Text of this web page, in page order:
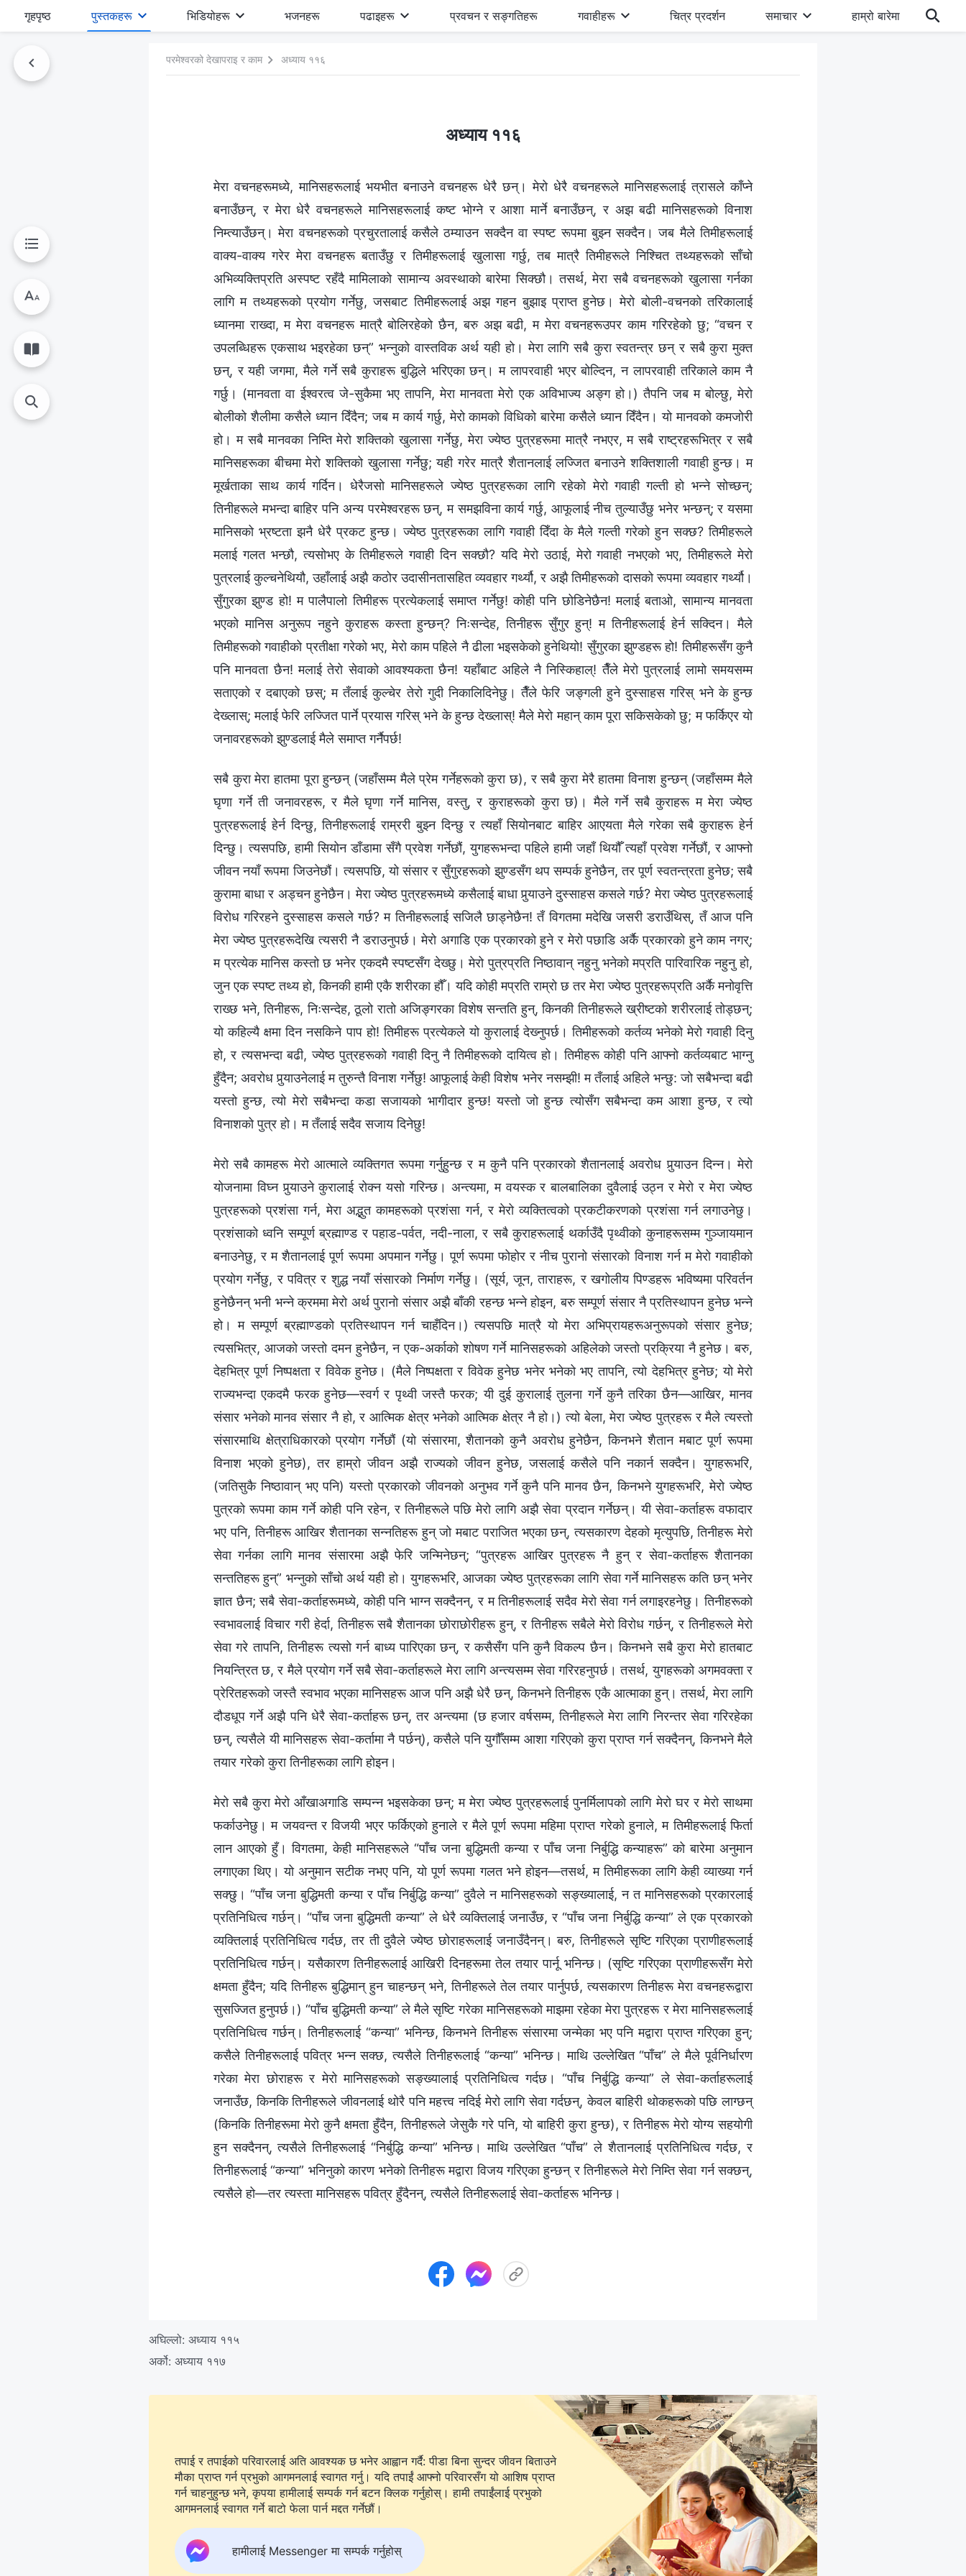
गृहपृष्ठ पुस्तकहरू भिडियोहरू भजनहरू पढाइहरू प्रवचन र सङ्गतिहरू गवाहीहरू चित्र प्रदर्शन समाचार हाम्रो बारेमा
परमेश्‍वरको देखापराइ र काम अध्याय ११६
अध्याय ११६
मेरा वचनहरूमध्ये, मानिसहरूलाई भयभीत बनाउने वचनहरू धेरै छन्। मेरो धेरै वचनहरूले मानिसहरूलाई त्रासले काँप्ने
बनाउँछन्, र मेरा धेरै वचनहरूले मानिसहरूलाई कष्ट भोग्ने र आशा मार्ने बनाउँछन्, र अझ बढी मानिसहरूको विनाश
निम्त्याउँछन्। मेरा वचनहरूको प्रचुरतालाई कसैले ठम्याउन सक्दैन वा स्पष्ट रूपमा बुझ्न सक्दैन। जब मैले तिमीहरूलाई
वाक्य-वाक्य गरेर मेरा वचनहरू बताउँछु र तिमीहरूलाई खुलासा गर्छु, तब मात्रै तिमीहरूले निश्‍चित तथ्यहरूको साँचो
अभिव्यक्तिप्रति अस्पष्ट रहँदै मामिलाको सामान्य अवस्थाको बारेमा सिक्छौ। तसर्थ, मेरा सबै वचनहरूको खुलासा गर्नका
लागि म तथ्यहरूको प्रयोग गर्नेछु, जसबाट तिमीहरूलाई अझ गहन बुझाइ प्राप्‍त हुनेछ। मेरो बोली-वचनको तरिकालाई
ध्यानमा राख्दा, म मेरा वचनहरू मात्रै बोलिरहेको छैन, बरु अझ बढी, म मेरा वचनहरूउपर काम गरिरहेको छु; “वचन र
उपलब्धिहरू एकसाथ भइरहेका छन्” भन्नुको वास्तविक अर्थ यही हो। मेरा लागि सबै कुरा स्वतन्त्र छन् र सबै कुरा मुक्त
छन्, र यही जगमा, मैले गर्ने सबै कुराहरू बुद्धिले भरिएका छन्। म लापरवाही भएर बोल्दिन, न लापरवाही तरिकाले काम नै
गर्छु। (मानवता वा ईश्‍वरत्व जे-सुकैमा भए तापनि, मेरा मानवता मेरो एक अविभाज्य अङ्ग हो।) तैपनि जब म बोल्छु, मेरो
बोलीको शैलीमा कसैले ध्यान दिँदैन; जब म कार्य गर्छु, मेरो कामको विधिको बारेमा कसैले ध्यान दिँदैन। यो मानवको कमजोरी
हो। म सबै मानवका निम्ति मेरो शक्तिको खुलासा गर्नेछु, मेरा ज्येष्ठ पुत्रहरूमा मात्रै नभएर, म सबै राष्ट्रहरूभित्र र सबै
मानिसहरूका बीचमा मेरो शक्तिको खुलासा गर्नेछु; यही गरेर मात्रै शैतानलाई लज्जित बनाउने शक्तिशाली गवाही हुन्छ। म
मूर्खताका साथ कार्य गर्दिन। धेरैजसो मानिसहरूले ज्येष्ठ पुत्रहरूका लागि रहेको मेरो गवाही गल्ती हो भन्‍ने सोच्छन्;
तिनीहरूले मभन्दा बाहिर पनि अन्य परमेश्‍वरहरू छन्, म समझविना कार्य गर्छु, आफूलाई नीच तुल्याउँछु भनेर भन्छन्; र यसमा
मानिसको भ्रष्टता झनै धेरै प्रकट हुन्छ। ज्येष्ठ पुत्रहरूका लागि गवाही दिँदा के मैले गल्ती गरेको हुन सक्छ? तिमीहरूले
मलाई गलत भन्छौ, त्यसोभए के तिमीहरूले गवाही दिन सक्छौ? यदि मेरो उठाई, मेरो गवाही नभएको भए, तिमीहरूले मेरो
पुत्रलाई कुल्‍चनेथियौ, उहाँलाई अझै कठोर उदासीनतासहित व्यवहार गर्थ्यौ, र अझै तिमीहरूको दासको रूपमा व्यवहार गर्थ्यौ।
सुँगुरका झुण्ड हो! म पालैपालो तिमीहरू प्रत्येकलाई समाप्‍त गर्नेछु! कोही पनि छोडिनेछैन! मलाई बताओ, सामान्य मानवता
भएको मानिस अनुरूप नहुने कुराहरू कस्ता हुन्छन्? निःसन्देह, तिनीहरू सुँगुर हुन्! म तिनीहरूलाई हेर्न सक्दिन। मैले
तिमीहरूको गवाहीको प्रतीक्षा गरेको भए, मेरो काम पहिले नै ढीला भइसकेको हुनेथियो! सुँगुरका झुण्डहरू हो! तिमीहरूसँग कुनै
पनि मानवता छैन! मलाई तेरो सेवाको आवश्यकता छैन! यहाँबाट अहिले नै निस्किहाल्! तैँले मेरो पुत्रलाई लामो समयसम्म
सताएको र दबाएको छस्; म तँलाई कुल्चेर तेरो गुदी निकालिदिनेछु। तैँले फेरि जङ्गली हुने दुस्साहस गरिस् भने के हुन्छ
देख्लास्; मलाई फेरि लज्जित पार्ने प्रयास गरिस् भने के हुन्छ देख्लास्! मैले मेरो महान् काम पूरा सकिसकेको छु; म फर्किएर यो
जनावरहरूको झुण्डलाई मैले समाप्‍त गर्नैपर्छ!
सबै कुरा मेरा हातमा पूरा हुन्छन् (जहाँसम्‍म मैले प्रेम गर्नेहरूको कुरा छ), र सबै कुरा मेरै हातमा विनाश हुन्छन् (जहाँसम्‍म मैले
घृणा गर्ने ती जनावरहरू, र मैले घृणा गर्ने मानिस, वस्तु, र कुराहरूको कुरा छ)। मैले गर्ने सबै कुराहरू म मेरा ज्येष्ठ
पुत्रहरूलाई हेर्न दिन्छु, तिनीहरूलाई राम्ररी बुझ्न दिन्छु र त्यहाँ सियोनबाट बाहिर आएयता मैले गरेका सबै कुराहरू हेर्न
दिन्छु। त्यसपछि, हामी सियोन डाँडामा सँगै प्रवेश गर्नेछौं, युगहरूभन्दा पहिले हामी जहाँ थियौँ त्यहाँ प्रवेश गर्नेछौं, र आफ्‍नो
जीवन नयाँ रूपमा जिउनेछौं। त्यसपछि, यो संसार र सुँगुरहरूको झुण्डसँग थप सम्पर्क हुनेछैन, तर पूर्ण स्वतन्त्रता हुनेछ; सबै
कुरामा बाधा र अड्चन हुनेछैन। मेरा ज्येष्ठ पुत्रहरूमध्ये कसैलाई बाधा पुर्‍याउने दुस्साहस कसले गर्छ? मेरा ज्येष्ठ पुत्रहरूलाई
विरोध गरिरहने दुस्साहस कसले गर्छ? म तिनीहरूलाई सजिलै छाड्नेछैन! तँ विगतमा मदेखि जसरी डराउँथिस्, तँ आज पनि
मेरा ज्येष्ठ पुत्रहरूदेखि त्यसरी नै डराउनुपर्छ। मेरो अगाडि एक प्रकारको हुने र मेरो पछाडि अर्कै प्रकारको हुने काम नगर्;
म प्रत्येक मानिस कस्तो छ भनेर एकदमै स्पष्टसँग देख्छु। मेरो पुत्रप्रति निष्ठावान् नहुनु भनेको मप्रति पारिवारिक नहुनु हो,
जुन एक स्पष्ट तथ्य हो, किनकी हामी एकै शरीरका हौँ। यदि कोही मप्रति राम्रो छ तर मेरा ज्येष्ठ पुत्रहरूप्रति अर्कै मनोवृत्ति
राख्छ भने, तिनीहरू, निःसन्देह, ठूलो रातो अजिङ्गरका विशेष सन्तति हुन्, किनकी तिनीहरूले ख्रीष्टको शरीरलाई तोड्छन्;
यो कहिल्यै क्षमा दिन नसकिने पाप हो! तिमीहरू प्रत्येकले यो कुरालाई देख्‍नुपर्छ। तिमीहरूको कर्तव्य भनेको मेरो गवाही दिनु
हो, र त्यसभन्दा बढी, ज्येष्ठ पुत्रहरूको गवाही दिनु नै तिमीहरूको दायित्व हो। तिमीहरू कोही पनि आफ्नो कर्तव्यबाट भाग्‍नु
हुँदैन; अवरोध पुर्‍याउनेलाई म तुरुन्तै विनाश गर्नेछु! आफूलाई केही विशेष भनेर नसम्झी! म तँलाई अहिले भन्छु: जो सबैभन्दा बढी
यस्तो हुन्छ, त्यो मेरो सबैभन्दा कडा सजायको भागीदार हुन्छ! यस्तो जो हुन्छ त्योसँग सबैभन्दा कम आशा हुन्छ, र त्यो
विनाशको पुत्र हो। म तँलाई सदैव सजाय दिनेछु!
मेरो सबै कामहरू मेरो आत्माले व्यक्तिगत रूपमा गर्नुहुन्छ र म कुनै पनि प्रकारको शैतानलाई अवरोध पुर्‍याउन दिन्न। मेरो
योजनामा विघ्न पुर्‍याउने कुरालाई रोक्न यसो गरिन्छ। अन्त्यमा, म वयस्क र बालबालिका दुवैलाई उठ्न र मेरो र मेरा ज्येष्ठ
पुत्रहरूको प्रशंसा गर्न, मेरा अद्भुत कामहरूको प्रशंसा गर्न, र मेरो व्यक्तित्वको प्रकटीकरणको प्रशंसा गर्न लगाउनेछु।
प्रशंसाको ध्वनि सम्पूर्ण ब्रह्माण्ड र पहाड-पर्वत, नदी-नाला, र सबै कुराहरूलाई थर्काउँदै पृथ्वीको कुनाहरूसम्म गुञ्जायमान
बनाउनेछु, र म शैतानलाई पूर्ण रूपमा अपमान गर्नेछु। पूर्ण रूपमा फोहोर र नीच पुरानो संसारको विनाश गर्न म मेरो गवाहीको
प्रयोग गर्नेछु, र पवित्र र शुद्ध नयाँ संसारको निर्माण गर्नेछु। (सूर्य, जून, ताराहरू, र खगोलीय पिण्डहरू भविष्यमा परिवर्तन
हुनेछैनन् भनी भन्‍ने क्रममा मेरो अर्थ पुरानो संसार अझै बाँकी रहन्छ भन्‍ने होइन, बरु सम्पूर्ण संसार नै प्रतिस्थापन हुनेछ भन्‍ने
हो। म सम्पूर्ण ब्रह्माण्डको प्रतिस्थापन गर्न चाहँदिन।) त्यसपछि मात्रै यो मेरा अभिप्रायहरूअनुरूपको संसार हुनेछ;
त्यसभित्र, आजको जस्तो दमन हुनेछैन, न एक-अर्काको शोषण गर्ने मानिसहरूको अहिलेको जस्तो प्रक्रिया नै हुनेछ। बरु,
देहभित्र पूर्ण निष्पक्षता र विवेक हुनेछ। (मैले निष्पक्षता र विवेक हुनेछ भनेर भनेको भए तापनि, त्यो देहभित्र हुनेछ; यो मेरो
राज्यभन्दा एकदमै फरक हुनेछ—स्वर्ग र पृथ्वी जस्तै फरक; यी दुई कुरालाई तुलना गर्ने कुनै तरिका छैन—आखिर, मानव
संसार भनेको मानव संसार नै हो, र आत्मिक क्षेत्र भनेको आत्मिक क्षेत्र नै हो।) त्यो बेला, मेरा ज्येष्ठ पुत्रहरू र मैले त्यस्तो
संसारमाथि क्षेत्राधिकारको प्रयोग गर्नेछौं (यो संसारमा, शैतानको कुनै अवरोध हुनेछैन, किनभने शैतान मबाट पूर्ण रूपमा
विनाश भएको हुनेछ), तर हाम्रो जीवन अझै राज्यको जीवन हुनेछ, जसलाई कसैले पनि नकार्न सक्दैन। युगहरूभरि,
(जतिसुकै निष्ठावान् भए पनि) यस्तो प्रकारको जीवनको अनुभव गर्ने कुनै पनि मानव छैन, किनभने युगहरूभरि, मेरो ज्येष्ठ
पुत्रको रूपमा काम गर्ने कोही पनि रहेन, र तिनीहरूले पछि मेरो लागि अझै सेवा प्रदान गर्नेछन्। यी सेवा-कर्ताहरू वफादार
भए पनि, तिनीहरू आखिर शैतानका सन्नतिहरू हुन् जो मबाट पराजित भएका छन्, त्यसकारण देहको मृत्युपछि, तिनीहरू मेरो
सेवा गर्नका लागि मानव संसारमा अझै फेरि जन्मिनेछन्; “पुत्रहरू आखिर पुत्रहरू नै हुन् र सेवा-कर्ताहरू शैतानका
सन्ततिहरू हुन्” भन्‍नुको साँचो अर्थ यही हो। युगहरूभरि, आजका ज्येष्ठ पुत्रहरूका लागि सेवा गर्ने मानिसहरू कति छन् भनेर
ज्ञात छैन; सबै सेवा-कर्ताहरूमध्ये, कोही पनि भाग्न सक्दैनन्, र म तिनीहरूलाई सदैव मेरो सेवा गर्न लगाइरहनेछु। तिनीहरूको
स्वभावलाई विचार गरी हेर्दा, तिनीहरू सबै शैतानका छोराछोरीहरू हुन्, र तिनीहरू सबैले मेरो विरोध गर्छन्, र तिनीहरूले मेरो
सेवा गरे तापनि, तिनीहरू त्यसो गर्न बाध्य पारिएका छन्, र कसैसँग पनि कुनै विकल्प छैन। किनभने सबै कुरा मेरो हातबाट
नियन्त्रित छ, र मैले प्रयोग गर्ने सबै सेवा-कर्ताहरूले मेरा लागि अन्त्यसम्म सेवा गरिरहनुपर्छ। तसर्थ, युगहरूको अगमवक्ता र
प्रेरितहरूको जस्तै स्वभाव भएका मानिसहरू आज पनि अझै धेरै छन्, किनभने तिनीहरू एकै आत्माका हुन्। तसर्थ, मेरा लागि
दौडधूप गर्ने अझै पनि धेरै सेवा-कर्ताहरू छन्, तर अन्त्यमा (छ हजार वर्षसम्म, तिनीहरूले मेरा लागि निरन्तर सेवा गरिरहेका
छन्, त्यसैले यी मानिसहरू सेवा-कर्तामा नै पर्छन्), कसैले पनि युगौँसम्म आशा गरिएको कुरा प्राप्‍त गर्न सक्दैनन्, किनभने मैले
तयार गरेको कुरा तिनीहरूका लागि होइन।
मेरो सबै कुरा मेरो आँखाअगाडि सम्पन्न भइसकेका छन्; म मेरा ज्येष्ठ पुत्रहरूलाई पुनर्मिलापको लागि मेरो घर र मेरो साथमा
फर्काउनेछु। म जयवन्त र विजयी भएर फर्किएको हुनाले र मैले पूर्ण रूपमा महिमा प्राप्‍त गरेको हुनाले, म तिमीहरूलाई फिर्ता
लान आएको हुँ। विगतमा, केही मानिसहरूले “पाँच जना बुद्धिमती कन्या र पाँच जना निर्बुद्धि कन्याहरू” को बारेमा अनुमान
लगाएका थिए। यो अनुमान सटीक नभए पनि, यो पूर्ण रूपमा गलत भने होइन—तसर्थ, म तिमीहरूका लागि केही व्याख्या गर्न
सक्छु। “पाँच जना बुद्धिमती कन्या र पाँच निर्बुद्धि कन्या” दुवैले न मानिसहरूको सङ्ख्यालाई, न त मानिसहरूको प्रकारलाई
प्रतिनिधित्व गर्छन्। “पाँच जना बुद्धिमती कन्या” ले धेरै व्यक्तिलाई जनाउँछ, र “पाँच जना निर्बुद्धि कन्या” ले एक प्रकारको
व्यक्तिलाई प्रतिनिधित्व गर्दछ, तर ती दुवैले ज्येष्ठ छोराहरूलाई जनाउँदैनन्। बरु, तिनीहरूले सृष्टि गरिएका प्राणीहरूलाई
प्रतिनिधित्व गर्छन्। यसैकारण तिनीहरूलाई आखिरी दिनहरूमा तेल तयार पार्नू भनिन्छ। (सृष्टि गरिएका प्राणीहरूसँग मेरो
क्षमता हुँदैन; यदि तिनीहरू बुद्धिमान् हुन चाहन्छन् भने, तिनीहरूले तेल तयार पार्नुपर्छ, त्यसकारण तिनीहरू मेरा वचनहरूद्वारा
सुसज्जित हुनुपर्छ।) “पाँच बुद्धिमती कन्या” ले मैले सृष्टि गरेका मानिसहरूको माझमा रहेका मेरा पुत्रहरू र मेरा मानिसहरूलाई
प्रतिनिधित्व गर्छन्। तिनीहरूलाई “कन्या” भनिन्छ, किनभने तिनीहरू संसारमा जन्मेका भए पनि मद्वारा प्राप्‍त गरिएका हुन्;
कसैले तिनीहरूलाई पवित्र भन्न सक्छ, त्यसैले तिनीहरूलाई “कन्या” भनिन्छ। माथि उल्लेखित “पाँच” ले मैले पूर्वनिर्धारण
गरेका मेरा छोराहरू र मेरो मानिसहरूको सङ्ख्यालाई प्रतिनिधित्व गर्दछ। “पाँच निर्बुद्धि कन्या” ले सेवा-कर्ताहरूलाई
जनाउँछ, किनकि तिनीहरूले जीवनलाई थोरै पनि महत्त्व नदिई मेरो लागि सेवा गर्दछन्, केवल बाहिरी थोकहरूको पछि लाग्छन्
(किनकि तिनीहरूमा मेरो कुनै क्षमता हुँदैन, तिनीहरूले जेसुकै गरे पनि, यो बाहिरी कुरा हुन्छ), र तिनीहरू मेरो योग्य सहयोगी
हुन सक्दैनन्, त्यसैले तिनीहरूलाई “निर्बुद्धि कन्या” भनिन्छ। माथि उल्लेखित “पाँच” ले शैतानलाई प्रतिनिधित्व गर्दछ, र
तिनीहरूलाई “कन्या” भनिनुको कारण भनेको तिनीहरू मद्वारा विजय गरिएका हुन्छन् र तिनीहरूले मेरो निम्ति सेवा गर्न सक्छन्,
त्यसैले हो—तर त्यस्ता मानिसहरू पवित्र हुँदैनन्, त्यसैले तिनीहरूलाई सेवा-कर्ताहरू भनिन्छ।
अघिल्लो: अध्याय ११५
अर्को: अध्याय ११७
तपाई र तपाईको परिवारलाई अति आवश्यक छ भनेर आह्वान गर्दै: पीडा बिना सुन्दर जीवन बिताउने
मौका प्राप्त गर्न प्रभुको आगमनलाई स्वागत गर्नु। यदि तपाईं आफ्नो परिवारसँग यो आशिष प्राप्त
गर्न चाहनुहुन्छ भने, कृपया हामीलाई सम्पर्क गर्न बटन क्लिक गर्नुहोस्। हामी तपाईंलाई प्रभुको
आगमनलाई स्वागत गर्ने बाटो फेला पार्न मद्दत गर्नेछौं।
हामीलाई Messenger मा सम्पर्क गर्नुहोस्